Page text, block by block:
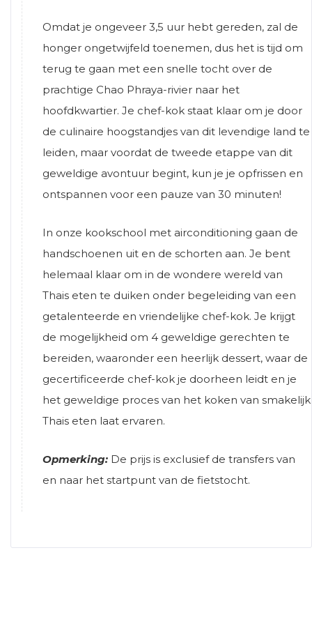
Omdat je ongeveer 3,5 uur hebt gereden, zal de
honger ongetwijfeld toenemen, dus het is tijd om
terug te gaan met een snelle tocht over de
prachtige Chao Phraya-rivier naar het
hoofdkwartier. Je chef-kok staat klaar om je door
de culinaire hoogstandjes van dit levendige land te
leiden, maar voordat de tweede etappe van dit
geweldige avontuur begint, kun je je opfrissen en
ontspannen voor een pauze van 30 minuten!
In onze kookschool met airconditioning gaan de
handschoenen uit en de schorten aan. Je bent
helemaal klaar om in de wondere wereld van
Thais eten te duiken onder begeleiding van een
getalenteerde en vriendelijke chef-kok. Je krijgt
de mogelijkheid om 4 geweldige gerechten te
bereiden, waaronder een heerlijk dessert, waar de
gecertificeerde chef-kok je doorheen leidt en je
het geweldige proces van het koken van smakelijk
Thais eten laat ervaren.
Opmerking: De prijs is exclusief de transfers van
en naar het startpunt van de fietstocht.